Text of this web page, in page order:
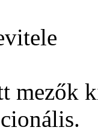
mezők